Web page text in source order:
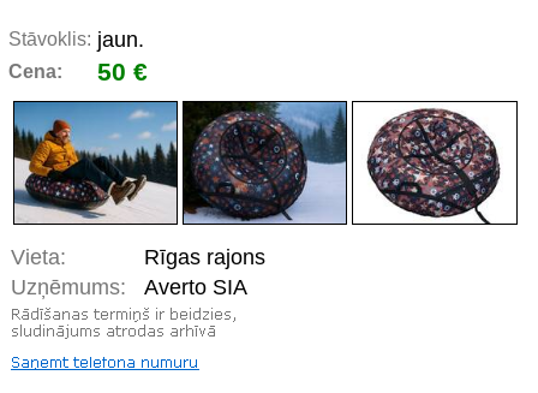
Stāvoklis: jaun.
Cena: 50 €
Vieta:
Rīgas rajons
Uzņēmums:
Averto SIA